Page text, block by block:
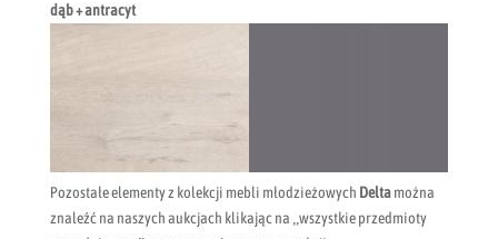
dąb + antracyt
Pozostałe elementy z kolekcji mebli młodzieżowych Deltamożna
znaleźć na naszych aukcjach klikając na „wszystkie przedmioty